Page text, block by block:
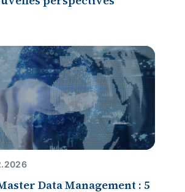
Data Management : 5